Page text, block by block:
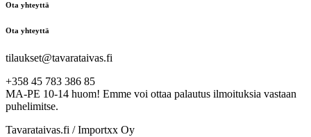
Ota yhteyttä
Ota yhteyttä
tilaukset@tavarataivas.fi
+358 45 783 386 85
MA-PE 10-14 huom! Emme voi ottaa palautus ilmoituksia vastaan
puhelimitse.
Tavarataivas.fi / Importxx Oy